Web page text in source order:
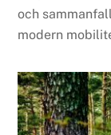
och
modern